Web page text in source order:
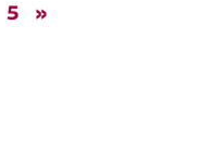
5 »